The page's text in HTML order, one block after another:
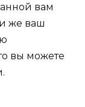
вам
же ваш
вы можете